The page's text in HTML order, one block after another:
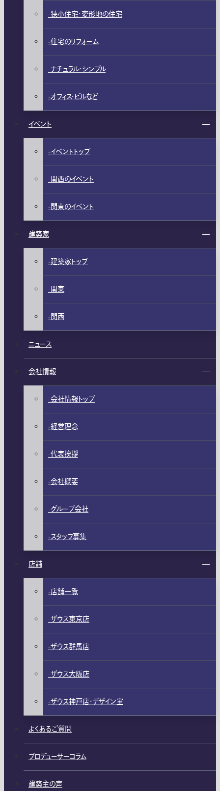
狭小住宅・変形地の住宅
住宅のリフォーム
ナチュラル・シンプル
オフィス・ビルなど
イベント
イベントトップ
関西のイベント
関東のイベント
建築家
建築家トップ
関東
関西
ニュース
会社情報
会社情報トップ
経営理念
代表挨拶
会社概要
グループ会社
スタッフ募集
店舗
店舗一覧
ザウス東京店
ザウス群馬店
ザウス大阪店
ザウス神戸店・デザイン室
よくあるご質問
プロデューサーコラム
建築主の声